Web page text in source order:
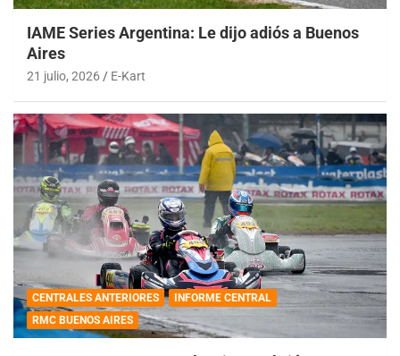
IAME Series Argentina: Le dijo adiós a Buenos
Aires
21 julio, 2026 E-Kart
CENTRALES ANTERIORES
INFORME CENTRAL
RMC BUENOS AIRES